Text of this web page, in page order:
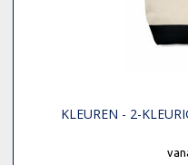
KLEUREN - 2-